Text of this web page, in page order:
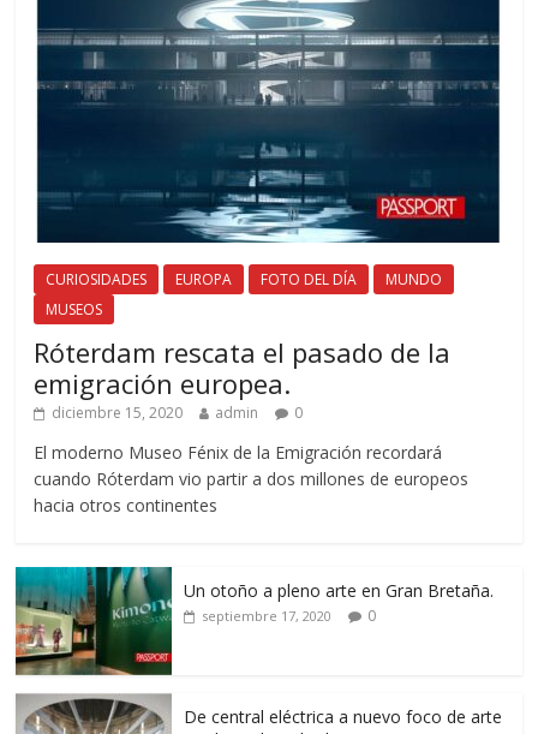
CURIOSIDADES EUROPA FOTO DEL DÍA
MUNDO
MUSEOS
Róterdam rescata el pasado de la
emigración europea.
diciembre 15, 2020 admin 0
El moderno Museo Fénix de la Emigración recordará
cuando Róterdam vio partir a dos millones de europeos
hacia otros continentes
Un otoño a pleno arte en Gran Bretaña.
septiembre 17, 2020 0
De central eléctrica a nuevo foco de arte